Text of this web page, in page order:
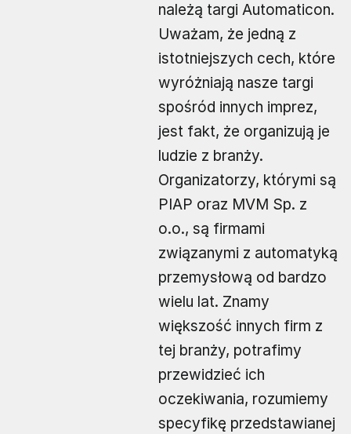
należą targi Automaticon.
Uważam, że jedną z
istotniejszych cech, które
wyróżniają nasze targi
spośród innych imprez,
jest fakt, że organizują je
ludzie z branży.
Organizatorzy, którymi są
PIAP oraz MVM Sp. z
o.o., są firmami
związanymi z automatyką
przemysłową od bardzo
wielu lat. Znamy
większość innych firm z
tej branży, potrafimy
przewidzieć ich
oczekiwania, rozumiemy
specyfikę przedstawianej